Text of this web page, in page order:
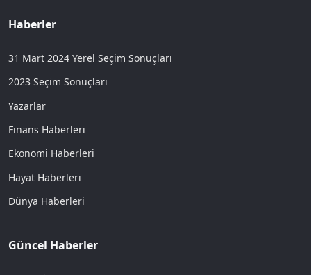
Haberler
31 Mart 2024 Yerel Seçim Sonuçları
2023 Seçim Sonuçları
Yazarlar
Finans Haberleri
Ekonomi Haberleri
Hayat Haberleri
Dünya Haberleri
Güncel Haberler